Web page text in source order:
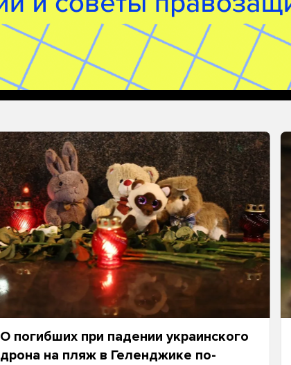
О погибших при падении украинского
дрона на пляж в Геленджике по-